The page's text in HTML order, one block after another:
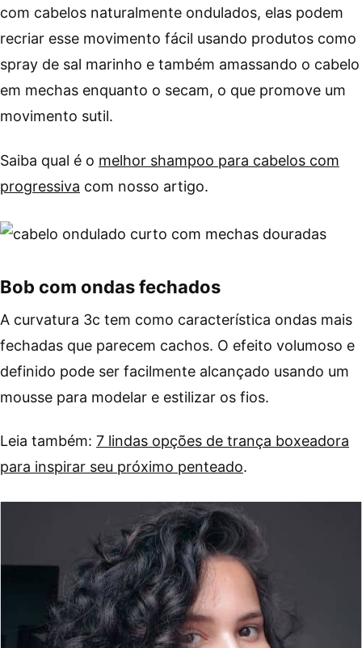
com cabelos naturalmente ondulados, elas podem
recriar esse movimento fácil usando produtos como
spray de sal marinho e também amassando o cabelo
em mechas enquanto o secam, o que promove um
movimento sutil.
Saiba qual é o melhor shampoo para cabelos com
progressiva com nosso artigo.
Bob com ondas fechados
A curvatura 3c tem como característica ondas mais
fechadas que parecem cachos. O efeito volumoso e
definido pode ser facilmente alcançado usando um
mousse para modelar e estilizar os fios.
Leia também: 7 lindas opções de trança boxeadora
para inspirar seu próximo penteado.